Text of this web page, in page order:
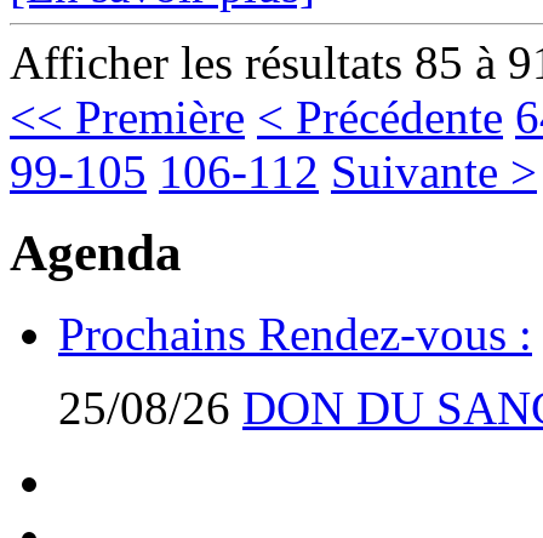
Afficher les résultats 85 à
<< Première < Précédente
99-105 106-112 Suivante >
Agenda
Prochains Rendez-vous :
25/08/26 DON DU